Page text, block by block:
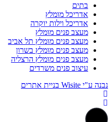
בתים
אדריכל מומלץ
אדריכל וילות יוקרה
מעצב פנים מומלץ
מעצב פנים מומלץ תל אביב
מעצב פנים מומלץ בשרון
מעצב פנים מומלץ הרצליה
עיצוב פנים משרדים
נבנה ע"י Wisite בניית אתרים